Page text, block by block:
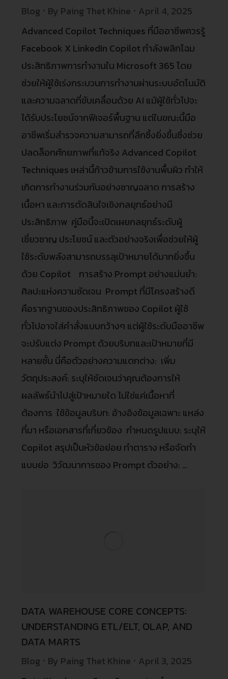
Blog By Paing Thet Khine
April 4, 2025
Advanced Copilot Techniques ที่มืออาชีพควรรู้
Facebook X LinkedIn Copilot กำลังพลิกโฉม
ประสิทธิภาพการทำงานใน Microsoft 365 โดย
ช่วยให้ผู้ใช้เร่งกระบวนการทำงานผ่านระบบอัตโนมัติ
และความฉลาดที่ขับเคลื่อนด้วย AI แม้ผู้ใช้ทั่วไปจะ
ได้รับประโยชน์จากฟีเจอร์พื้นฐาน แต่ในขณะนี้มือ
อาชีพเริ่มสำรวจความสามารถที่ลึกซึ้งยิ่งขึ้นซึ่งช่วย
ปลดล็อกศักยภาพที่แท้จริง Advanced Copilot
Techniques เหล่านี้ก้าวข้ามการใช้งานพื้นผิว ทำให้
เกิดการทำงานร่วมกันอย่างชาญฉลาด การสร้าง
เนื้อหา และการตัดสินใจเชิงกลยุทธ์อย่างมี
ประสิทธิภาพ คู่มือนี้จะเปิดเผยกลยุทธ์ระดับผู้
เชี่ยวชาญ ประโยชน์ และตัวอย่างจริงเพื่อช่วยให้ผู้
ใช้ระดับพลังสามารถบรรลุเป้าหมายได้มากยิ่งขึ้น
ด้วย Copilot การสร้าง Prompt อย่างแม่นยำ:
ศิลปะแห่งความชัดเจน Prompt ที่มีโครงสร้างดี
คือรากฐานของประสิทธิภาพของ Copilot ผู้ใช้
ทั่วไปอาจใส่คำสั่งแบบกว้างๆ แต่ผู้ใช้ระดับมืออาชีพ
จะปรับแต่ง Prompt ด้วยบริบทและเป้าหมายที่มี
หลายชั้น นี่คือตัวอย่างความแตกต่าง: เพิ่ม
วัตถุประสงค์: ระบุให้ชัดเจนว่าคุณต้องการให้
ผลลัพธ์นำไปสู่เป้าหมายใด ไม่ใช่แค่เนื้อหาที่
ต้องการ ใช้ข้อมูลบริบท: อ้างอิงข้อมูลเฉพาะ แหล่ง
ที่มา หรือเอกสารที่เกี่ยวข้อง กำหนดรูปแบบ: ระบุให้
Copilot สรุปเป็นหัวข้อย่อย ทำตาราง หรือจัดทำ
แบบย่อ วิวัฒนาการของ Prompt ตัวอย่าง: …
DATA WAREHOUSE CORE CONCEPTS:
UNDERSTANDING ETL/ELT, OLAP, AND
DATA MARTS
Blog By Paing Thet Khine
April 3, 2025